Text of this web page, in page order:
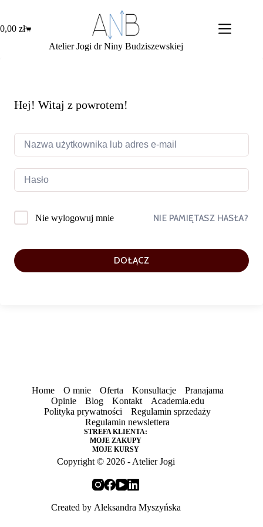
treści
Koszyk
0,00 zł
Atelier Jogi dr Niny Budziszewskiej
Hej! Witaj z powrotem!
Nie wylogowuj mnie NIE PAMIĘTASZ HASŁA?
DOŁĄCZ
Home O mnie Oferta Konsultacje
Pranajama
Opinie
Blog Kontakt
Academia.edu
Polityka prywatności
Regulamin sprzedaży
Regulamin newslettera
STREFA KLIENTA:
MOJE ZAKUPY
MOJE KURSY
Copyright © 2026 - Atelier Jogi
Created by Aleksandra Myszyńska